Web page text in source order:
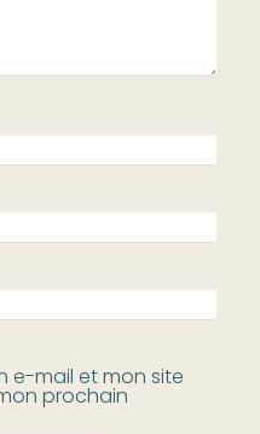
e-mail et mon site
prochain